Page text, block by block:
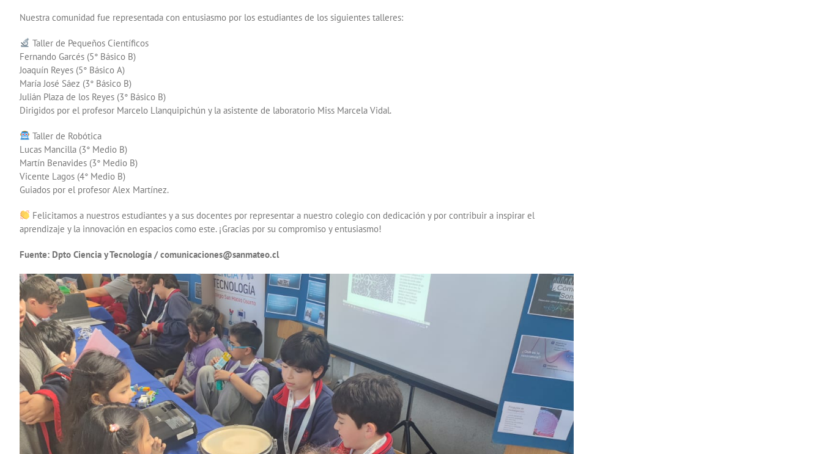
Nuestra comunidad fue representada con entusiasmo por los estudiantes de los siguientes talleres:
Taller de Pequeños Científicos
Fernando Garcés (5° Básico B)
Joaquín Reyes (5° Básico A)
María José Sáez (3° Básico B)
Julián Plaza de los Reyes (3° Básico B)
Dirigidos por el profesor Marcelo Llanquipichún y la asistente de laboratorio Miss Marcela Vidal.
Taller de Robótica
Lucas Mancilla (3° Medio B)
Martín Benavides (3° Medio B)
Vicente Lagos (4° Medio B)
Guiados por el profesor Alex Martínez.
Felicitamos a nuestros estudiantes y a sus docentes por representar a nuestro colegio con dedicación y por contribuir a inspirar el
aprendizaje y la innovación en espacios como este. ¡Gracias por su compromiso y entusiasmo!
Fuente: Dpto Ciencia y Tecnología / comunicaciones@sanmateo.cl